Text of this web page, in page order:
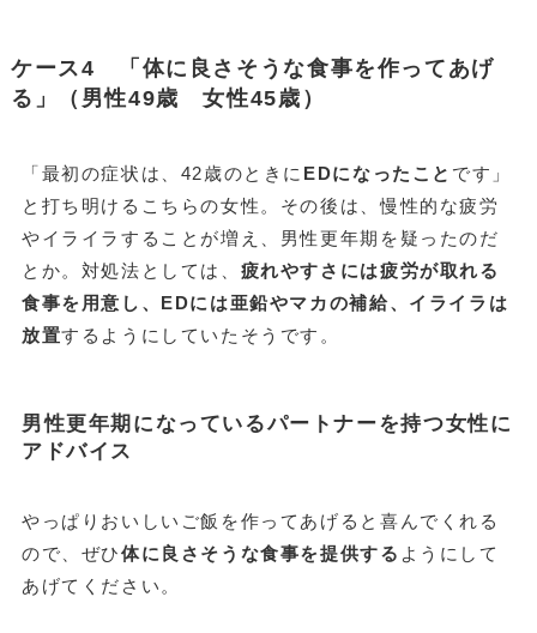
ケース4 「体に良さそうな食事を作ってあげ
る」（男性49歳 女性45歳）
「最初の症状は、42歳のときに EDになったこと です」
と打ち明けるこちらの女性。その後は、慢性的な疲労
やイライラすることが増え、男性更年期を疑ったのだ
とか。対処法としては、 疲れやすさには疲労が取れる
食事を用意し、EDには亜鉛やマカの補給、イライラは
放置するようにしていたそうです。
男性更年期になっているパートナーを持つ女性に
アドバイス
やっぱりおいしいご飯を作ってあげると喜んでくれる
ので、ぜひ体に良さそうな食事を提供する ようにして
あげてください。